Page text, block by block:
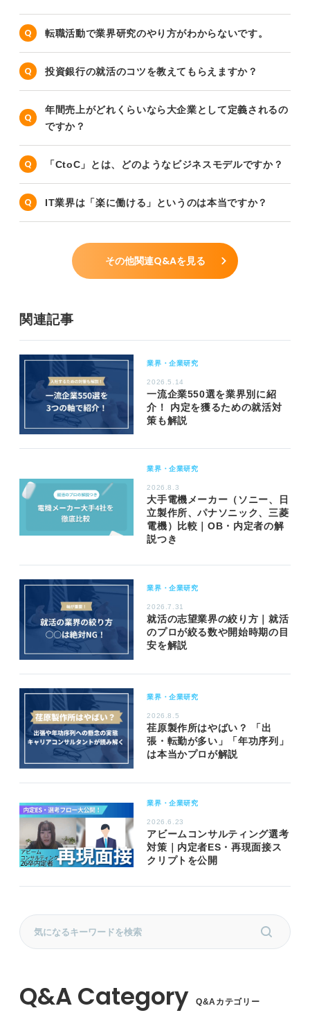
転職活動で業界研究のやり方がわからないです。
投資銀行の就活のコツを教えてもらえますか？
年間売上がどれくらいなら大企業として定義されるの
ですか？
「CtoC」とは、どのようなビジネスモデルですか？
IT業界は「楽に働ける」というのは本当ですか？
その他関連Q&Aを見る
関連記事
業界・企業研究
2026.5.14
一流企業550選を業界別に紹
介！ 内定を獲るための就活対
策も解説
業界・企業研究
2026.8.3
大手電機メーカー（ソニー、日
立製作所、パナソニック、三菱
電機）比較｜OB・内定者の解
説つき
業界・企業研究
2026.7.31
就活の志望業界の絞り方｜就活
のプロが絞る数や開始時期の目
安を解説
業界・企業研究
2026.8.5
荏原製作所はやばい？ 「出
張・転勤が多い」「年功序列」
は本当かプロが解説
業界・企業研究
2026.6.23
アビームコンサルティング選考
対策｜内定者ES・再現面接ス
クリプトを公開
Q&Aカテゴリー